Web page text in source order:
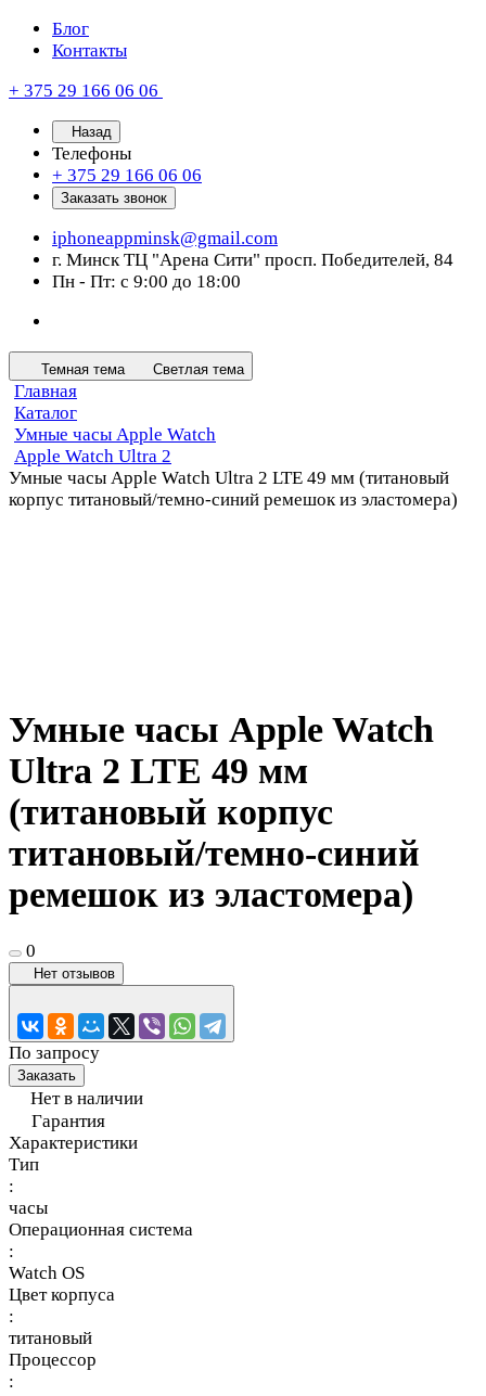
Блог
Контакты
+ 375 29 166 06 06
Назад
Телефоны
+ 375 29 166 06 06
Заказать звонок
iphoneappminsk@gmail.com
г. Минск ТЦ "Арена Сити" просп. Победителей, 84
Пн - Пт: с 9:00 до 18:00
Темная тема Светлая тема
Главная
Каталог
Умные часы Apple Watch
Apple Watch Ultra 2
Умные часы Apple Watch Ultra 2 LTE 49 мм (титановый
корпус титановый/темно-синий ремешок из эластомера)
Умные часы Apple Watch
Ultra 2 LTE 49 мм
(титановый корпус
титановый/темно-синий
ремешок из эластомера)
0
Нет отзывов
По запросу
Заказать
Нет в наличии
Гарантия
Характеристики
Тип
:
часы
Операционная система
:
Watch OS
Цвет корпуса
:
титановый
Процессор
: